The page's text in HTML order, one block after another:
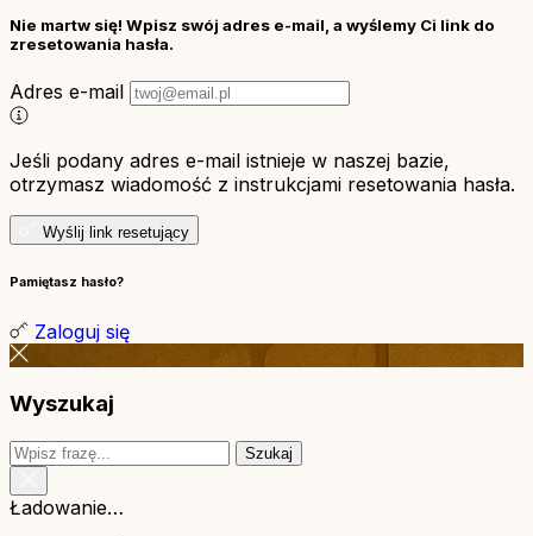
Nie martw się! Wpisz swój adres e-mail, a wyślemy Ci link do
zresetowania hasła.
Adres e-mail
Jeśli podany adres e-mail istnieje w naszej bazie,
otrzymasz wiadomość z instrukcjami resetowania hasła.
Wyślij link resetujący
Pamiętasz hasło?
Zaloguj się
Wyszukaj
Szukaj
Ładowanie…